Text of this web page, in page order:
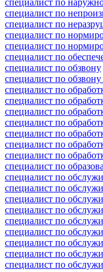
специалист по
специалист по
специалист по
специалист по
специалист по
специалист по обзвону
специалист по
специалист по
специалист по
специалист по
специалист по
специалист по
специалист по
специалист по
специалист по
специалист по
специалист по
специалист по
специалист по
специалист по
специалист по
специалист по
специалист по
специалист по